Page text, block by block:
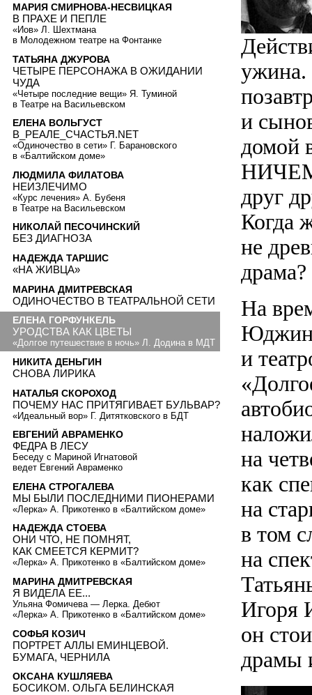
ужина.
и
домой
НИЧЕМ
друг
Когда
не
драма?
На
и
на
как
на
в том
на
Игоря
он
драмы
МАРИЯ СМИРНОВА-НЕСВИЦКАЯ
В ПРАХЕ И ПЕПЛЕ
«Иов» Л. Шехтмана
в Молодежном театре на Фонтанке
ТАТЬЯНА ДЖУРОВА
ЧЕТЫРЕ ПЕРСОНАЖА В ОЖИДАНИИ
ЧУДА
«Четыре последние вещи» Я. Туминой
в Театре на Васильевском
ЕЛЕНА ВОЛЬГУСТ
В_РЕАЛЕ_СЧАСТЬЯ.NET
«Одиночество в сети» Г. Барановского
в «Балтийском доме»
ЛЮДМИЛА ФИЛАТОВА
НЕИЗЛЕЧИМО
«Курс лечения» А. Бубеня
в Театре на Васильевском
НИКОЛАЙ ПЕСОЧИНСКИЙ
БЕЗ ДИАГНОЗА
НАДЕЖДА ТАРШИС
«НА ЖИВЦА»
МАРИНА ДМИТРЕВСКАЯ
ОДИНОЧЕСТВО В ТЕАТРАЛЬНОЙ СЕТИ
ЕЛЕНА ГОРФУНКЕЛЬ
УРОДСТВА КАК ЦВЕТЫ
«Долгое путешествие в ночь» Л. Додина в МДТ
НИКИТА ДЕНЬГИН
СНОВА ЛИРИКА
НАТАЛЬЯ СКОРОХОД
ПОЧЕМУ НАС ПРИТЯГИВАЕТ БУЛЬВАР?
«Идеальный вор» Г. Дитятковского в БДТ
ЕВГЕНИЙ АВРАМЕНКО
ФЕДРА В ЛЕСУ
Беседу с Мариной Игнатовой
ведет Евгений Авраменко
ЕЛЕНА СТРОГАЛЕВА
МЫ БЫЛИ ПОСЛЕДНИМИ ПИОНЕРАМИ
«Лерка» А. Прикотенко в «Балтийском доме»
НАДЕЖДА СТОЕВА
ОНИ ЧТО, НЕ ПОМНЯТ,
КАК СМЕЕТСЯ КЕРМИТ?
«Лерка» А. Прикотенко в «Балтийском доме»
МАРИНА ДМИТРЕВСКАЯ
Я ВИДЕЛА ЕЕ...
Ульяна Фомичева — Лерка. Дебют
«Лерка» А. Прикотенко в «Балтийском доме»
СОФЬЯ КОЗИЧ
ПОРТРЕТ АЛЛЫ ЕМИНЦЕВОЙ.
БУМАГА, ЧЕРНИЛА
ОКСАНА КУШЛЯЕВА
БОСИКОМ. ОЛЬГА БЕЛИНСКАЯ